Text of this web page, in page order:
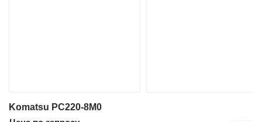
Komatsu PC220-8M0